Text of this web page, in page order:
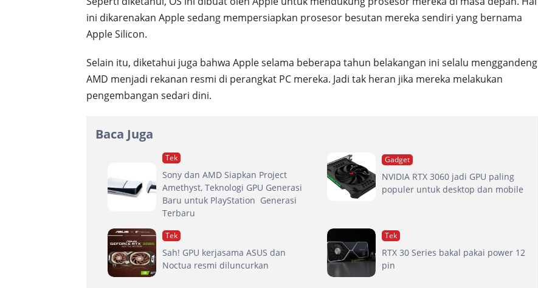
ini dikarenakan Apple sedang mempersiapkan prosesor besutan mereka sendiri yang bernama
Apple Silicon.
Selain itu, diketahui juga bahwa Apple selama beberapa tahun belakangan ini selalu menggandeng
AMD menjadi rekanan resmi di perangkat PC mereka. Jadi tak heran jika mereka melakukan
pengembangan sedari dini.
Baca Juga
Tek
Sony dan AMD Siapkan Project
Amethyst, Teknologi GPU Generasi
Baru untuk PlayStation Generasi
Terbaru
Gadget
NVIDIA RTX 3060 jadi GPU paling
populer untuk desktop dan mobile
Tek
Sah! GPU kerjasama ASUS dan
Noctua resmi diluncurkan
Tek
RTX 30 Series bakal pakai power 12
pin